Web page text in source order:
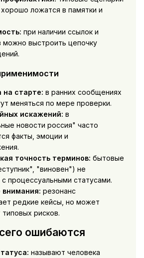
ложатся в памятки и
при наличии ссылок и
можно выстроить цепочку
на старте: в ранних сообщениях
меняться по мере проверки.
искажений: в
новости россия" часто
факты, эмоции и
точность терминов: бытовые
"виновен") не
процессуальными статусами.
резонанс
редкие кейсы, но может
рисков.
ошибаются
называют человека